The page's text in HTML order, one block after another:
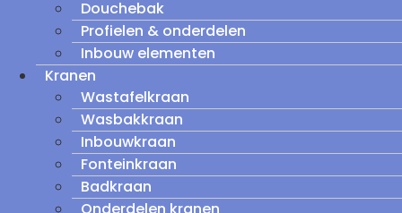
Douchebak
Profielen & onderdelen
Inbouw elementen
Kranen
Wastafelkraan
Wasbakkraan
Inbouwkraan
Fonteinkraan
Badkraan
Onderdelen kranen